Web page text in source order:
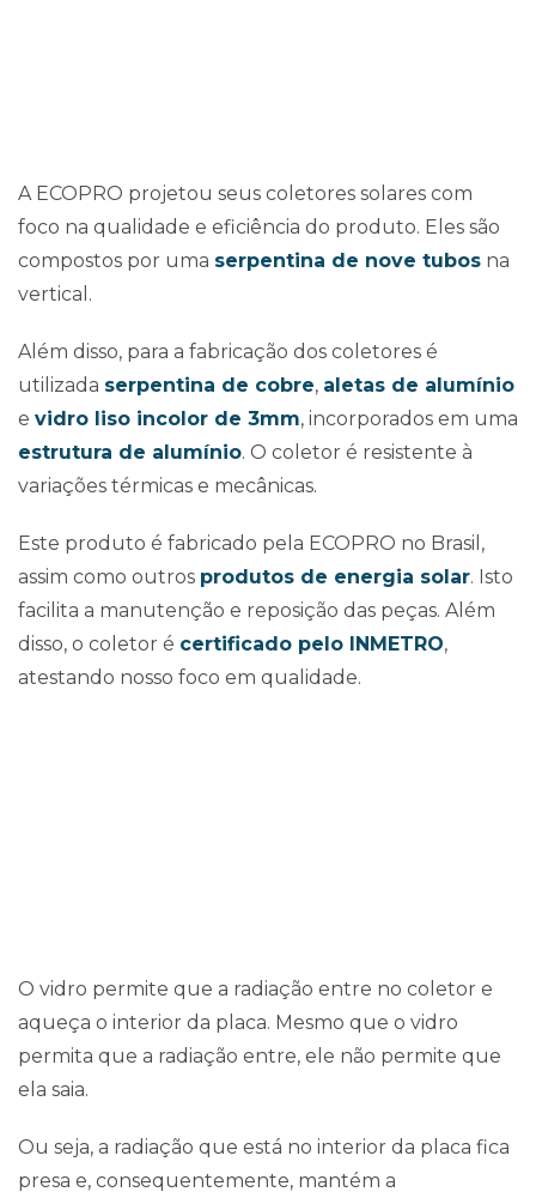
A ECOPRO projetou seus coletores solares com
foco na qualidade e eficiência do produto. Eles são
compostos por uma serpentina de nove tubos na
vertical.
Além disso, para a fabricação dos coletores é
utilizada serpentina de cobre, aletas de alumínio
e vidro liso incolor de 3mm, incorporados em uma
estrutura de alumínio. O coletor é resistente à
variações térmicas e mecânicas.
Este produto é fabricado pela ECOPRO no Brasil,
assim como outros produtos de energia solar. Isto
facilita a manutenção e reposição das peças. Além
disso, o coletor é certificado pelo INMETRO,
atestando nosso foco em qualidade.
O vidro permite que a radiação entre no coletor e
aqueça o interior da placa. Mesmo que o vidro
permita que a radiação entre, ele não permite que
ela saia.
Ou seja, a radiação que está no interior da placa fica
presa e, consequentemente, mantém a